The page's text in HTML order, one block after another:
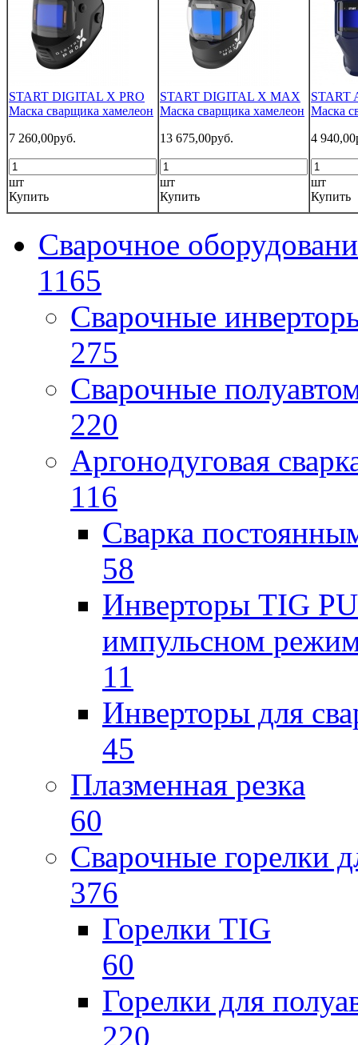
START DIGITAL X PRO
Маска сварщика хамелеон
7 260,00руб.
шт
Купить
START DIGITAL X MAX
Маска сварщика хамелеон
13 675,00руб.
шт
Купить
START
Маска
4
шт
Купить
Сварочное
1165
Сварочные
275
Сварочные
220
Аргонодуговая
116
Сварка
58
Инверторы TIG
импульсном
11
Инверторы для
45
Плазменная резка
60
Сварочные горелки
376
Горелки TIG
60
Горелки для
220